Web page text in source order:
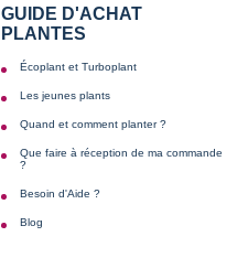
GUIDE D'ACHAT
PLANTES
Écoplant et Turboplant
Les jeunes plants
Quand et comment planter ?
Que faire à réception de ma commande
?
Besoin d'Aide ?
Blog